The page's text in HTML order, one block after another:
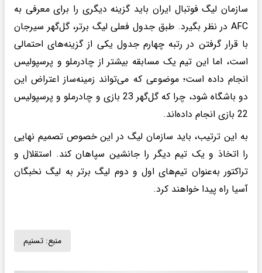
سازمان لیگ فوتبال ایران باید گزینه دیگری را برای معرفی به
AFC در نظر بگیرد. طبق جدول فعلی لیگ برتر، گل‌گهر سیرجان
با قرار گرفتن در رتبه چهارم جدول یکی از گزینه‌های احتمالی
است، اما این تیم یک مسابقه بیشتر از چادرملو و پرسپولیس
انجام داده است؛ موضوعی که می‌تواند زمینه‌ساز اعتراض این
دو باشگاه شود، چرا که گل‌گهر 23 بازی و چادرملو و پرسپولیس
22 بازی انجام داده‌اند.
به این ترتیب، باید سازمان لیگ در این خصوص تصمیم نهایی
را اتخاذ و یک تیم دیگر را جانشین سپاهان کند. استقلال و
تراکتور به‌عنوان تیم‌های اول و دوم لیگ برتر به لیگ نخبگان
آسیا راه پیدا خواهند کرد.
منبع: تسنیم